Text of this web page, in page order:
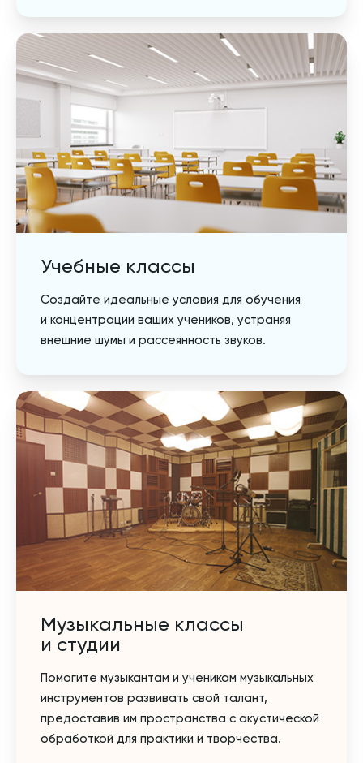
Учебные классы
Создайте идеальные условия для обучения
и концентрации ваших учеников, устраняя
внешние шумы и рассеянность звуков.
Музыкальные классы
и студии
Помогите музыкантам и ученикам музыкальных
инструментов развивать свой талант,
предоставив им пространства с акустической
обработкой для практики и творчества.